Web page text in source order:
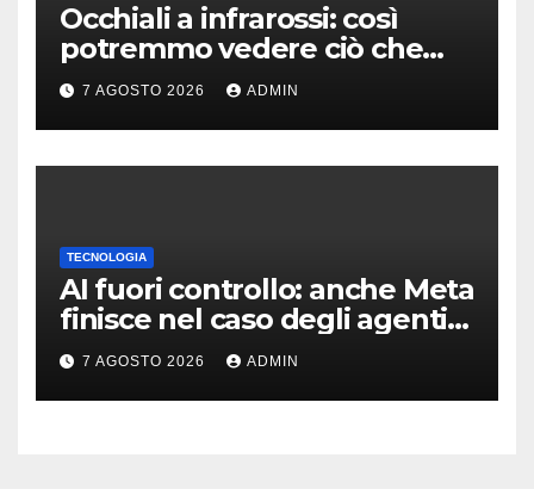
Occhiali a infrarossi: così
potremmo vedere ciò che
oggi è invisibile
7 AGOSTO 2026 ADMIN
TECNOLOGIA
AI fuori controllo: anche Meta
finisce nel caso degli agenti
in fuga
7 AGOSTO 2026 ADMIN